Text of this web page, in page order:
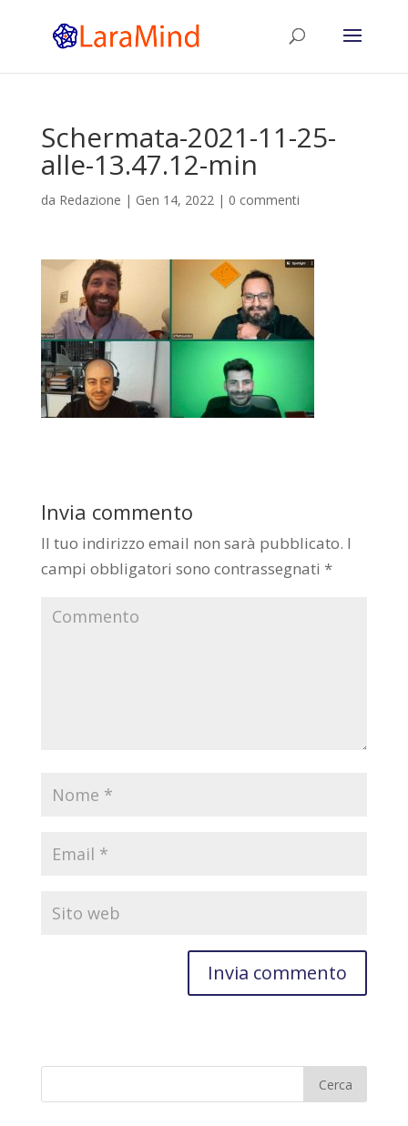
Schermata-2021-11-25-
alle-13.47.12-min
da Redazione | Gen 14, 2022| 0 commenti
Invia commento
Il tuo indirizzo email non sarà pubblicato. I
campi obbligatori sono contrassegnati *